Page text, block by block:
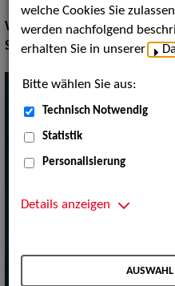
Walk Acts Animation:
Show Acts: Zauberei
welche Cookies Sie
werden nachfolgend
erhalten Sie in unserer
Bitte wählen Sie aus:
Technisch Notwendig
Statistik
Personalisierung
Details anzeigen
AUSWAHL